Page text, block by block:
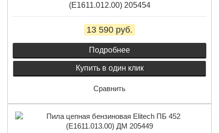
(E1611.012.00) 205454
13 590 руб.
Подробнее
Купить в один клик
Сравнить